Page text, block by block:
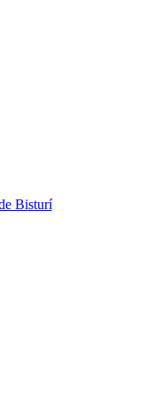
Bisturí